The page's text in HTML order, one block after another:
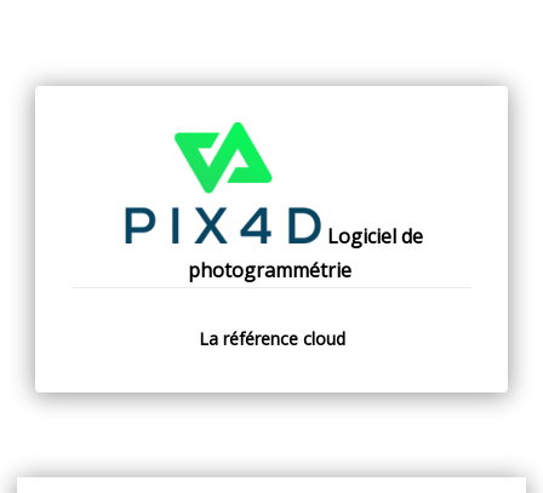
Logiciel de
photogrammétrie
La référence cloud